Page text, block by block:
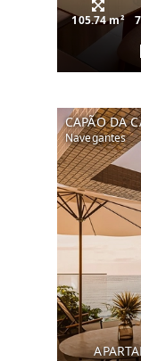
105.74 m²
CAPÃO DA
Navegantes